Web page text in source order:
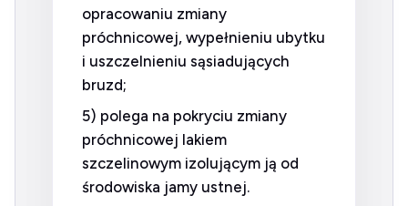
opracowaniu zmiany
próchnicowej, wypełnieniu ubytku
i uszczelnieniu sąsiadujących
bruzd;
5) polega na pokryciu zmiany
próchnicowej lakiem
szczelinowym izolującym ją od
środowiska jamy ustnej.